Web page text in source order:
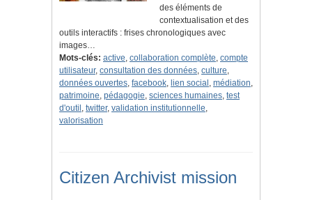
des éléments de
contextualisation et des
outils interactifs : frises chronologiques avec
images…
Mots-clés: active, collaboration complète, compte
utilisateur, consultation des données, culture,
données ouvertes, facebook, lien social , médiation,
patrimoine, pédagogie, sciences humaines, test
d'outil , twitter, validation institutionnelle,
valorisation
Citizen Archivist mission